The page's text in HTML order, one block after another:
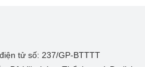
tử số: 237/GP-BTTTT